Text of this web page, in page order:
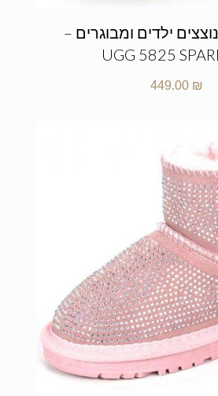
ילדים ומבוגרים –
UGG 5825
449.00 ₪